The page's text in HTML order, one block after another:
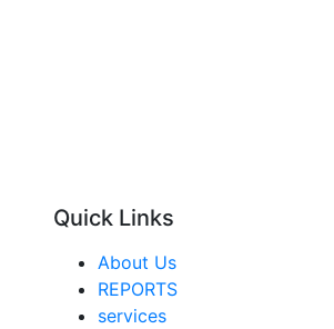
Quick Links
About Us
REPORTS
services